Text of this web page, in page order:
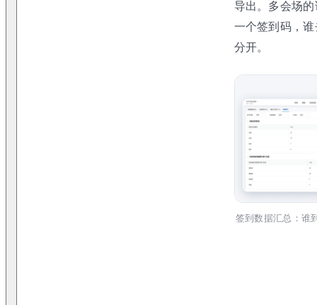
导出。多会场
一个签到码，
分开。
签到数据汇总：谁